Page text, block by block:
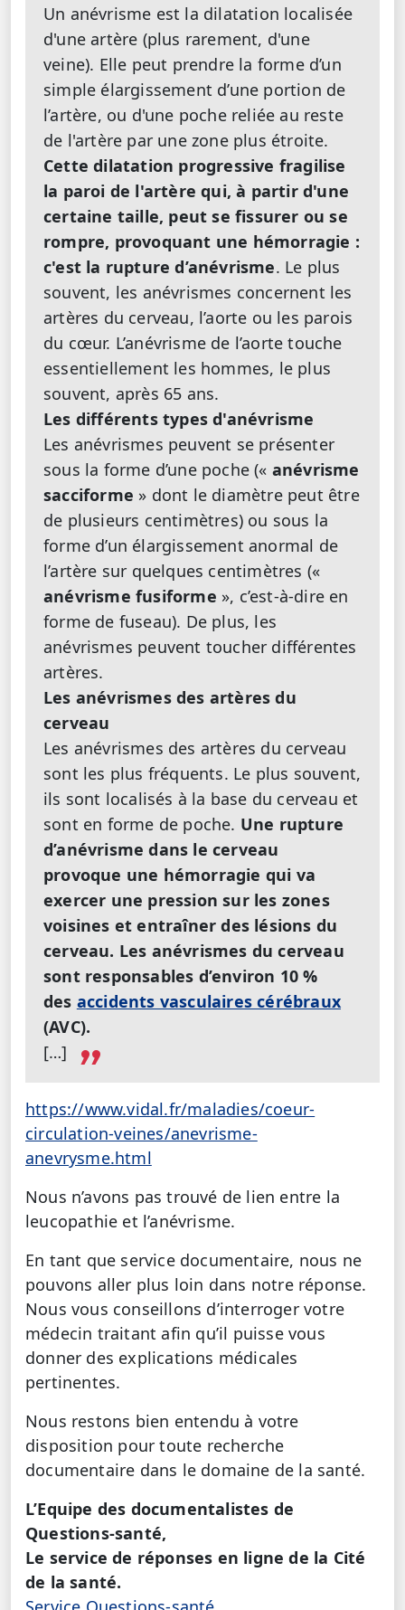
Un anévrisme est la dilatation localisée
d'une artère (plus rarement, d'une
veine). Elle peut prendre la forme d’un
simple élargissement d’une portion de
l’artère, ou d'une poche reliée au reste
de l'artère par une zone plus étroite.
Cette dilatation progressive fragilise
la paroi de l'artère qui, à partir d'une
certaine taille, peut se fissurer ou se
rompre, provoquant une hémorragie :
c'est la rupture d’anévrisme. Le plus
souvent, les anévrismes concernent les
artères du cerveau, l’aorte ou les parois
du cœur. L’anévrisme de l’aorte touche
essentiellement les hommes, le plus
souvent, après 65 ans.
Les différents types d'anévrisme
Les anévrismes peuvent se présenter
sous la forme d’une poche (« anévrisme
sacciforme » dont le diamètre peut être
de plusieurs centimètres) ou sous la
forme d’un élargissement anormal de
l’artère sur quelques centimètres («
anévrisme fusiforme », c’est-à-dire en
forme de fuseau). De plus, les
anévrismes peuvent toucher différentes
artères.
Les anévrismes des artères du
cerveau
Les anévrismes des artères du cerveau
sont les plus fréquents. Le plus souvent,
ils sont localisés à la base du cerveau et
sont en forme de poche. Une rupture
d’anévrisme dans le cerveau
provoque une hémorragie qui va
exercer une pression sur les zones
voisines et entraîner des lésions du
cerveau. Les anévrismes du cerveau
sont responsables d’environ 10 %
des accidents vasculaires cérébraux
(AVC).
[…]
https://www.vidal.fr/maladies/coeur-
circulation-veines/anevrisme-
anevrysme.html
Nous n’avons pas trouvé de lien entre la
leucopathie et l’anévrisme.
En tant que service documentaire, nous ne
pouvons aller plus loin dans notre réponse.
Nous vous conseillons d’interroger votre
médecin traitant afin qu’il puisse vous
donner des explications médicales
pertinentes.
Nous restons bien entendu à votre
disposition pour toute recherche
documentaire dans le domaine de la santé.
L’Equipe des documentalistes de
Questions-santé,
Le service de réponses en ligne de la Cité
de la santé.